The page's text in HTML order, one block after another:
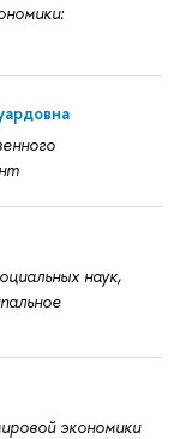
наук,
экономики